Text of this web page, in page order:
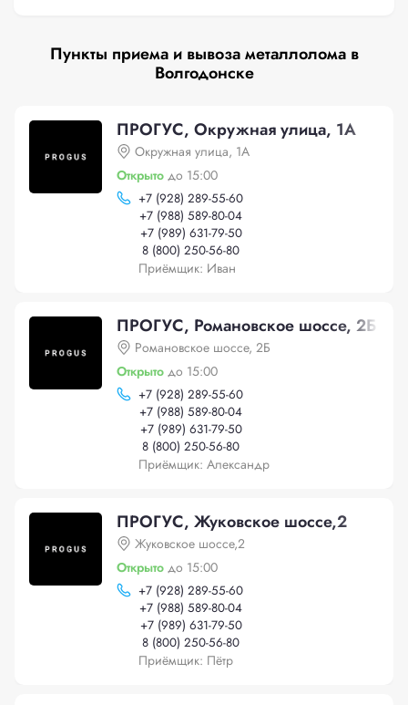
Пункты приема и вывоза металлолома в
Волгодонске
ПРОГУС, Окружная улица, 1А
Окружная улица, 1А
Открыто до 15:00
+7 (928) 289-55-60
+7 (988) 589-80-04
+7 (989) 631-79-50
8 (800) 250-56-80
Приёмщик: Иван
ПРОГУС, Романовское шоссе, 2Б
Романовское шоссе, 2Б
Открыто до 15:00
+7 (928) 289-55-60
+7 (988) 589-80-04
+7 (989) 631-79-50
8 (800) 250-56-80
Приёмщик: Александр
ПРОГУС, Жуковское шоссе,2
Жуковское шоссе,2
Открыто до 15:00
+7 (928) 289-55-60
+7 (988) 589-80-04
+7 (989) 631-79-50
8 (800) 250-56-80
Приёмщик: Пётр